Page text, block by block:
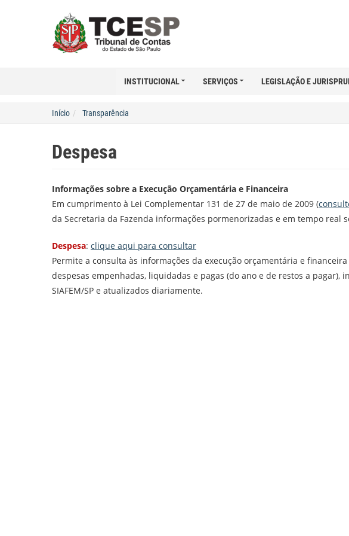
INSTITUCIONAL SERVIÇOS LEGISLAÇÃO E
Início Transparência
Despesa
Informações sobre a Execução Orçamentária e Financeira
Em cumprimento à Lei Complementar 131 de 27 de maio de 2009 (
da Secretaria da Fazenda informações pormenorizadas e em tempo real
Despesa: clique aqui para consultar
Permite a consulta às informações da execução orçamentária e
despesas empenhadas, liquidadas e pagas (do ano e de restos a
SIAFEM/SP e atualizados diariamente.